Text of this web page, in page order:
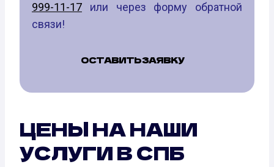
999-11-17 или через форму обратной
связи!
ОСТАВИТЬ ЗАЯВКУ
ЦЕНЫ НА НАШИ
УСЛУГИ В СПБ